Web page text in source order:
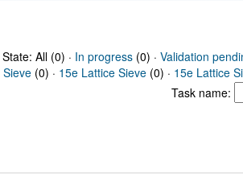
State: All (0) · In progress(0) · Validation
(0) · 15e Lattice Sieve (0) · 15e Lattice
Task name: